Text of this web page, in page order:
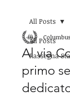
All Posts
Rassegna
All Posts
Al via
primo